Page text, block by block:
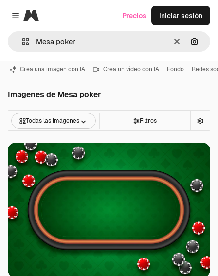
Close menu
Magnific
Borrar
Precios Iniciar sesión
Crea una imagen con IA Crea un vídeo con IA Fondo Redes
Imágenes de Mesa poker
Todas las imágenes Filtros